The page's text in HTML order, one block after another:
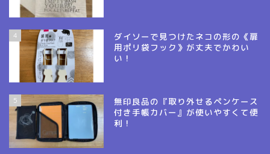
4
ダイソーで見つけたネコの形の《扉
用ポリ袋フック》が丈夫でかわい
い！
5
無印良品の『取り外せるペンケース
付き手帳カバー』が使いやすくて便
利！